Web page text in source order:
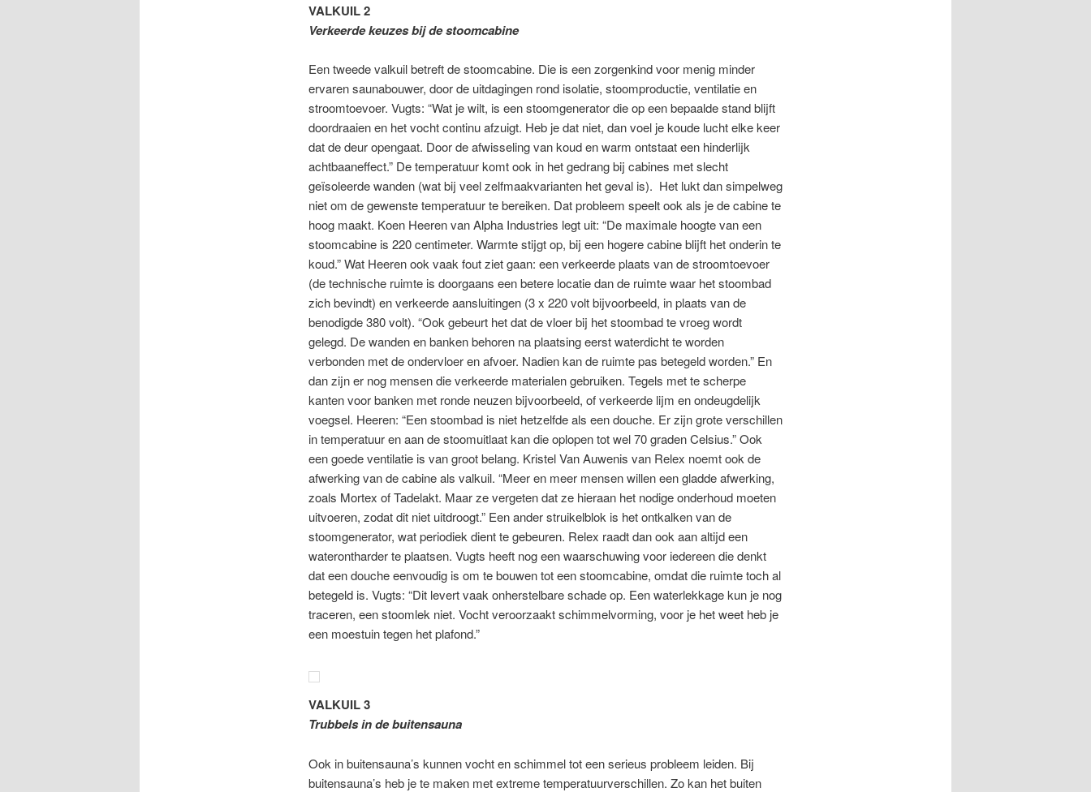
VALKUIL 2
Verkeerde keuzes bij de stoomcabine
Een tweede valkuil betreft de stoomcabine. Die is een zorgenkind voor menig minder
ervaren saunabouwer, door de uitdagingen rond isolatie, stoomproductie, ventilatie en
stroomtoevoer. Vugts: “Wat je wilt, is een stoomgenerator die op een bepaalde stand blijft
doordraaien en het vocht continu afzuigt. Heb je dat niet, dan voel je koude lucht elke keer
dat de deur opengaat. Door de afwisseling van koud en warm ontstaat een hinderlijk
achtbaaneffect.” De temperatuur komt ook in het gedrang bij cabines met slecht
geïsoleerde wanden (wat bij veel zelfmaakvarianten het geval is). Het lukt dan simpelweg
niet om de gewenste temperatuur te bereiken. Dat probleem speelt ook als je de cabine te
hoog maakt. Koen Heeren van Alpha Industries legt uit: “De maximale hoogte van een
stoomcabine is 220 centimeter. Warmte stijgt op, bij een hogere cabine blijft het onderin te
koud.” Wat Heeren ook vaak fout ziet gaan: een verkeerde plaats van de stroomtoevoer
(de technische ruimte is doorgaans een betere locatie dan de ruimte waar het stoombad
zich bevindt) en verkeerde aansluitingen (3 x 220 volt bijvoorbeeld, in plaats van de
benodigde 380 volt). “Ook gebeurt het dat de vloer bij het stoombad te vroeg wordt
gelegd. De wanden en banken behoren na plaatsing eerst waterdicht te worden
verbonden met de ondervloer en afvoer. Nadien kan de ruimte pas betegeld worden.” En
dan zijn er nog mensen die verkeerde materialen gebruiken. Tegels met te scherpe
kanten voor banken met ronde neuzen bijvoorbeeld, of verkeerde lijm en ondeugdelijk
voegsel. Heeren: “Een stoombad is niet hetzelfde als een douche. Er zijn grote verschillen
in temperatuur en aan de stoomuitlaat kan die oplopen tot wel 70 graden Celsius.” Ook
een goede ventilatie is van groot belang. Kristel Van Auwenis van Relex noemt ook de
afwerking van de cabine als valkuil. “Meer en meer mensen willen een gladde afwerking,
zoals Mortex of Tadelakt. Maar ze vergeten dat ze hieraan het nodige onderhoud moeten
uitvoeren, zodat dit niet uitdroogt.” Een ander struikelblok is het ontkalken van de
stoomgenerator, wat periodiek dient te gebeuren. Relex raadt dan ook aan altijd een
waterontharder te plaatsen. Vugts heeft nog een waarschuwing voor iedereen die denkt
dat een douche eenvoudig is om te bouwen tot een stoomcabine, omdat die ruimte toch al
betegeld is. Vugts: “Dit levert vaak onherstelbare schade op. Een waterlekkage kun je nog
traceren, een stoomlek niet. Vocht veroorzaakt schimmelvorming, voor je het weet heb je
een moestuin tegen het plafond.”
VALKUIL 3
Trubbels in de buitensauna
Ook in buitensauna’s kunnen vocht en schimmel tot een serieus probleem leiden. Bij
buitensauna’s heb je te maken met extreme temperatuurverschillen. Zo kan het buiten